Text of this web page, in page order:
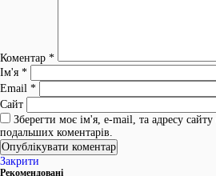
Коментар *
Ім'я *
Email *
Сайт
Зберегти моє ім'я, e-mail, та адресу
подальших коментарів.
Закрити
Рекомендовані